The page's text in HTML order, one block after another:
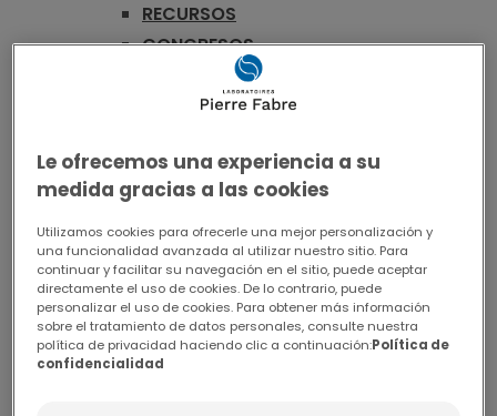
RECURSOS
CONGRESOS
CONCURSO
VADEMECUM
FORMACIÓN
PUBLICACIONES
RECURSOS
CONGRESOS
CONCURSO
VADEMECUM
COLORRECTAL
Le ofrecemos una experiencia a su
medida gracias a las cookies
Utilizamos cookies para ofrecerle una mejor personalización y
una funcionalidad avanzada al utilizar nuestro sitio. Para
continuar y facilitar su navegación en el sitio, puede aceptar
directamente el uso de cookies. De lo contrario, puede
personalizar el uso de cookies. Para obtener más información
sobre el tratamiento de datos personales, consulte nuestra
política de privacidad haciendo clic a continuación:Política de
confidencialidad